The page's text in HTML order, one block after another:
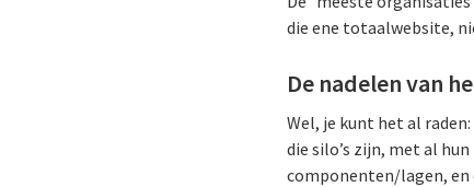
die ene totaalwebsite,
De nadelen van
Wel, je kunt het al
die silo’s zijn, met al
componenten/lagen, en